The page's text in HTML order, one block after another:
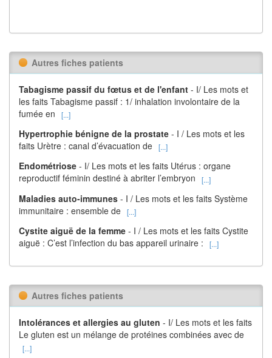
Autres fiches patients
Tabagisme passif du fœtus et de l'enfant - I/ Les mots et
les faits Tabagisme passif : 1/ inhalation involontaire de la
fumée en
[...]
Hypertrophie bénigne de la prostate - I / Les mots et les
faits Urètre : canal d’évacuation de [...]
Endométriose - I/ Les mots et les faits Utérus : organe
reproductif féminin destiné à abriter l’embryon
[...]
Maladies auto-immunes - I / Les mots et les faits Système
immunitaire : ensemble de [...]
Cystite aiguë de la femme - I / Les mots et les faits Cystite
aiguë : C’est l’infection du bas appareil urinaire :
[...]
Autres fiches patients
Intolérances et allergies au gluten - I/ Les mots et les faits
Le gluten est un mélange de protéines combinées avec de
[...]